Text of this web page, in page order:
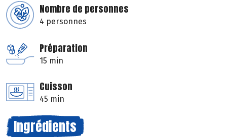
Nombre de personnes
4 personnes
Préparation
15 min
Cuisson
45 min
Ingrédients